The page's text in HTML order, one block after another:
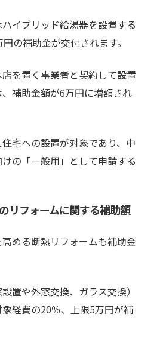
イブリッド給湯器を設置する
の補助金が交付されます。
を置く事業者と契約して設置
補助金額が6万円に増額され
宅への設置が対象であり、中
の「一般用」として申請する
リフォームに関する補助額
める断熱リフォームも補助金
置や外窓交換、ガラス交換）
経費の20％、上限5万円が補